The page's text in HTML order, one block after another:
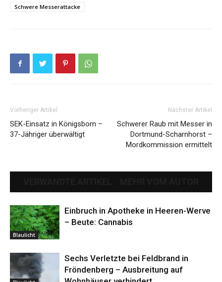
Schwere Messerattacke
Vorheriger Artikel
SEK-Einsatz in Königsborn –
37-Jähriger überwältigt
Nächster Artikel
Schwerer Raub mit Messer in
Dortmund-Scharnhorst –
Mordkommission ermittelt
Blaulicht
Einbruch in Apotheke in Heeren-Werve
– Beute: Cannabis
Sechs Verletzte bei Feldbrand in
Fröndenberg – Ausbreitung auf